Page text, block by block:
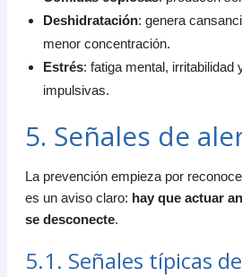
Deshidratación: genera
menor concentración.
Estrés: fatiga mental, irritabilidad
impulsivas.
5. Señales de
La prevención empieza por
es un aviso claro: hay que actuar
se desconecte.
5.1. Señales típicas